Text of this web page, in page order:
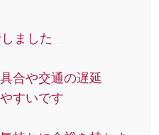
ました
合や交通の遅延
すいです